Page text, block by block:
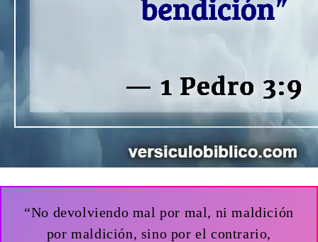
“No devolviendo mal por mal, ni maldición
por maldición, sino por el contrario,